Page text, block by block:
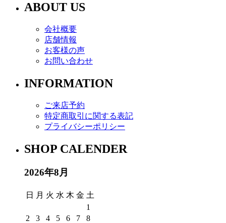
ABOUT US
会社概要
店舗情報
お客様の声
お問い合わせ
INFORMATION
ご来店予約
特定商取引に関する表記
プライバシーポリシー
SHOP CALENDER
2026年8月
日 月 火 水 木 金 土
1
2
3 4 5 6 7
8